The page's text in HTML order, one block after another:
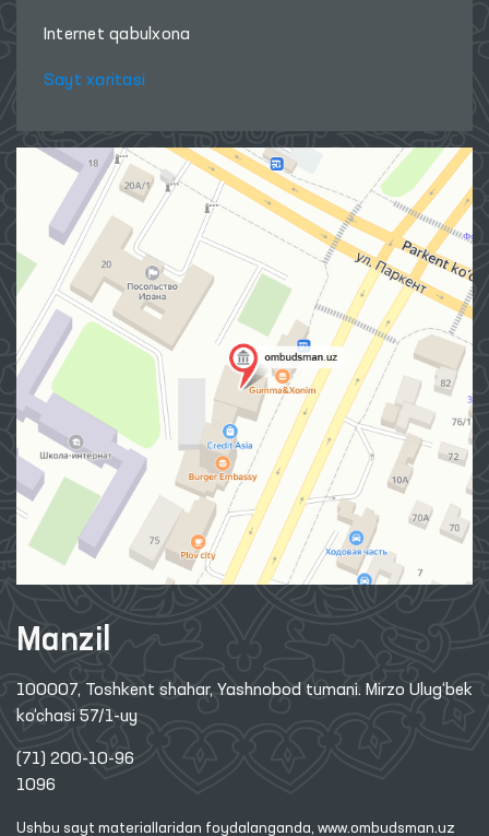
Internet qabulxona
Sayt xaritasi
Manzil
100007, Toshkent shahar, Yashnobod tumani. Mirzo Ulug‘bek
ko‘chasi 57/1-uy
(71) 200-10-96
1096
Ushbu sayt materiallaridan foydalanganda, www.ombudsman.uz